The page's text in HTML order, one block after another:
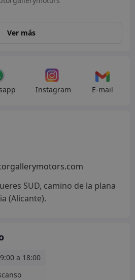
Ver más
Instagram E-mail
SUD, camino de la plana
(Alicante).
a 18:00